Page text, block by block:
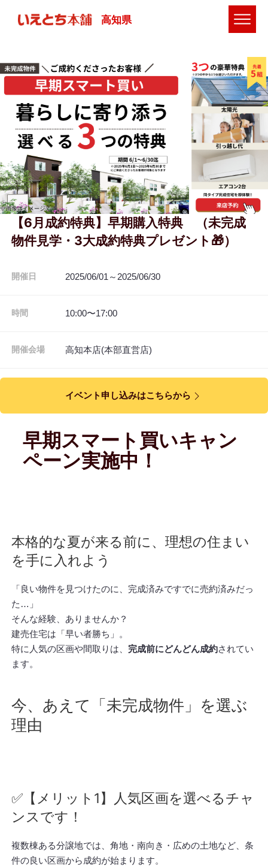
高知県
【6月成約特典】早期購入特典 （未完成
物件見学・3大成約特典プレゼント🎁）
開催日 2025/06/01～2025/06/30
時間 10:00〜17:00
開催会場 高知本店(本部直営店)
イベント申し込みはこちらから
早期スマート買いキャン
ペーン実施中！
本格的な夏が来る前に、理想の住まい
を手に入れよう
「良い物件を見つけたのに、完成済みですでに売約済みだっ
た…」
そんな経験、ありませんか？
建売住宅は「早い者勝ち」。
特に人気の区画や間取りは、 完成前にどんどん成約されてい
ます。
今、あえて「未完成物件」を選ぶ
理由
✅【メリット1】人気区画を選べるチャ
ンスです！
複数棟ある分譲地では、角地・南向き・広めの土地など、条
件の良い区画から成約が始まります。